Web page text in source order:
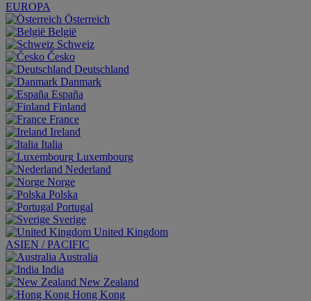
EUROPA
Österreich
België
Schweiz
Česko
Deutschland
Danmark
España
Finland
France
Ireland
Italia
Luxembourg
Nederland
Norge
Polska
Portugal
Sverige
United Kingdom
ASIEN / PACIFIC
Australia
India
New Zealand
Hong Kong